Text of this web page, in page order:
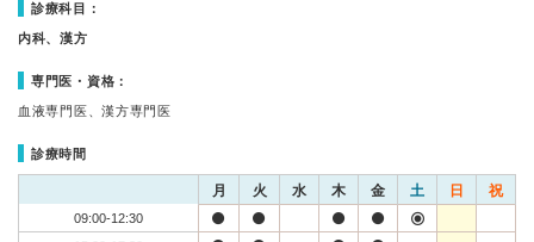
診療科目：
内科、漢方
専門医・資格：
血液専門医、漢方専門医
診療時間
月 火 水 木 金 土 日 祝
09:00-12:30